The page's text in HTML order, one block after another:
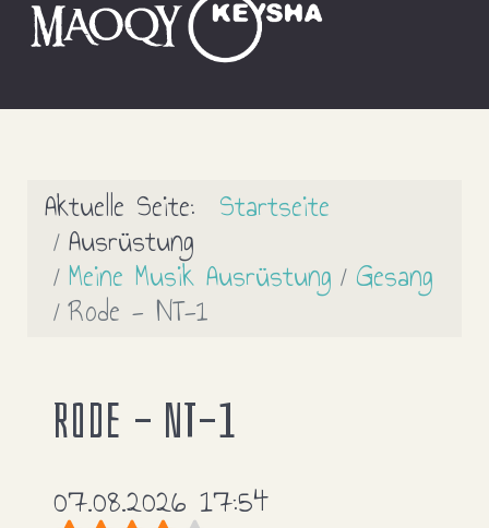
Aktuelle Seite: Startseite
Ausrüstung
Meine Musik Ausrüstung Gesang
Rode - NT-1
Rode - NT-1
07.08.2026 17:54